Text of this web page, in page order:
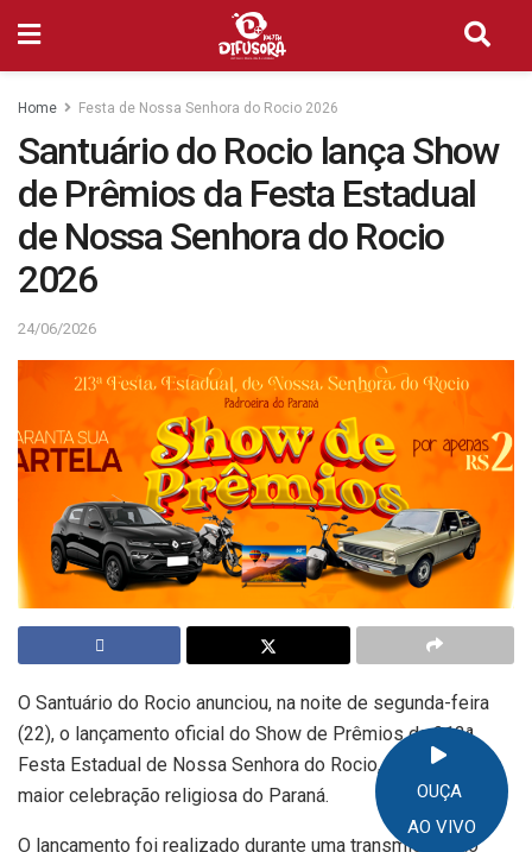
OUÇA
AO VIVO
Home Festa de Nossa Senhora do Rocio 2026
Santuário do Rocio lança Show
de Prêmios da Festa Estadual
de Nossa Senhora do Rocio
2026
24/06/2026
O Santuário do Rocio anunciou, na noite de segunda-feira
(22), o lançamento oficial do Show de Prêmios da 213ª
Festa Estadual de Nossa Senhora do Rocio, considerada a
maior celebração religiosa do Paraná.
O lançamento foi realizado durante uma transmissão ao